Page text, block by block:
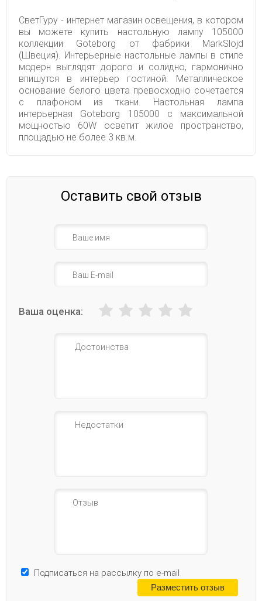
СветГуру - интернет магазин освещения, в котором
вы можете купить настольную лампу 105000
коллекции Goteborg от фабрики MarkSlojd
(Швеция). Интерьерные настольные лампы в стиле
модерн выглядят дорого и солидно, гармонично
впишутся в интерьер гостиной. Металлическое
основание белого цвета превосходно сочетается
с плафоном из ткани. Настольная лампа
интерьерная Goteborg 105000 с максимальной
мощностью 60W осветит жилое пространство,
площадью не более 3 кв.м.
Оставить свой отзыв
Ваша оценка:
Подписаться на рассылку по e-mail